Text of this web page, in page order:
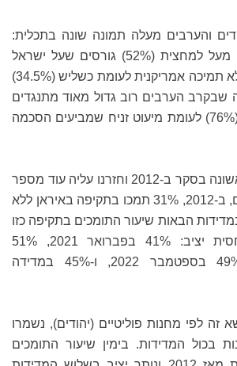
והערבים מעלה תמונה שונה בתכלית:
בקרב היהודים מעט מעל למחצית (52%) גורסים שעל ישראל
לתקוף באיראן גם ללא תמיכה אמריקנית לעומת כשליש (34.5%)
שבקרב הערבים רוב גדול מאוד מתנגדים
לתקיפה במצב כזה (76%) לעומת מיעוט זניח שמביעים הסכמה
שאלה זו נשאלה לראשונה בסקר ב-2012 וחזרנו עליה עוד מספר
פעמים. בכלל המדגם, ב-2012, 31% תמכו בתקיפה באיראן ללא
הבאות שיעור התומכים בתקיפה כזו
היה גבוה יותר ויחסית יציב: 41% בפברואר 2021, 51%
בנובמבר 2021, 49% בספטמבר 2022, ו-45% במדידה
זה לפי מחנות פוליטיים (יהודים), נשמרו
בכול המדידות. בימין שיעור התומכים